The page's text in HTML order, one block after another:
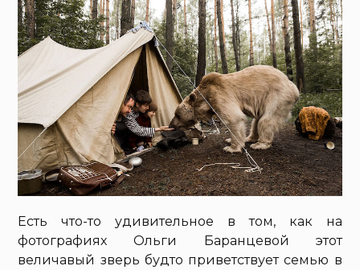
Есть что-то удивительное в том, как на
фотографиях Ольги Баранцевой этот
величавый зверь будто приветствует семью в